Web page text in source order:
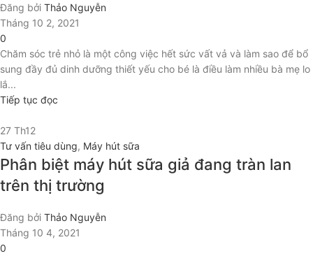
Đăng bởi Thảo Nguyễn
Tháng 10 2, 2021
0
Chăm sóc trẻ nhỏ là một công việc hết sức vất vả và làm sao để bổ
sung đầy đủ dinh dưỡng thiết yếu cho bé là điều làm nhiều bà mẹ lo
lắ...
Tiếp tục đọc
27 Th12
Tư vấn tiêu dùng, Máy hút sữa
Phân biệt máy hút sữa giả đang tràn lan
trên thị trường
Đăng bởi Thảo Nguyễn
Tháng 10 4, 2021
0